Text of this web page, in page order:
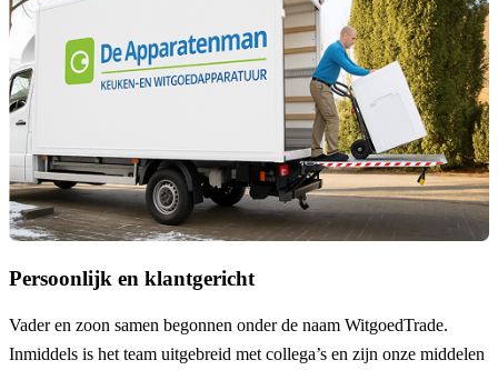
Persoonlijk en klantgericht
Vader en zoon samen begonnen onder de naam WitgoedTrade.
Inmiddels is het team uitgebreid met collega’s en zijn onze middelen